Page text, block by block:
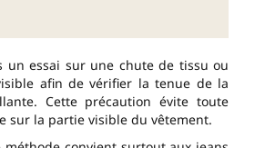
un essai sur une chute de tissu ou
afin de vérifier la tenue de la
Cette précaution évite toute
sur la partie visible du vêtement.